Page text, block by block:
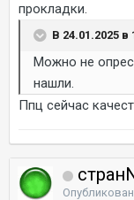
прокладки.
В 24.01.2025 в
Можно не
нашли.
Ппц сейчас